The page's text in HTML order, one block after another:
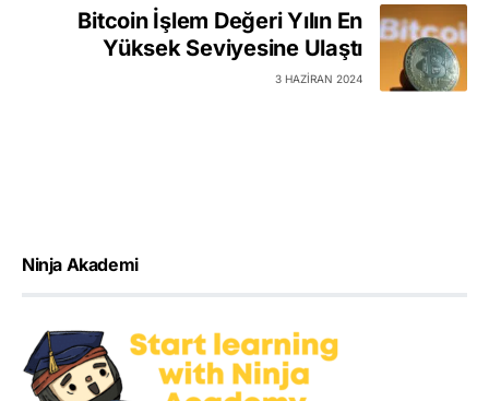
Bitcoin İşlem Değeri Yılın En
Yüksek Seviyesine Ulaştı
3 HAZIRAN 2024
Ninja Akademi